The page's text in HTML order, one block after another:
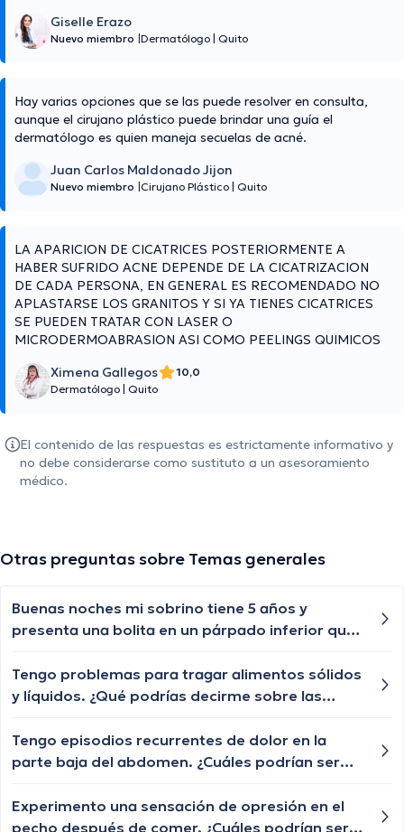
Giselle Erazo
Nuevo miembro Dermatólogo Quito
Hay varias opciones que se las puede resolver en consulta,
aunque el cirujano plástico puede brindar una guía el
dermatólogo es quien maneja secuelas de acné.
Juan Carlos Maldonado Jijon
Nuevo miembro Cirujano Plástico Quito
LA APARICION DE CICATRICES POSTERIORMENTE A
HABER SUFRIDO ACNE DEPENDE DE LA CICATRIZACION
DE CADA PERSONA, EN GENERAL ES RECOMENDADO NO
APLASTARSE LOS GRANITOS Y SI YA TIENES CICATRICES
SE PUEDEN TRATAR CON LASER O
MICRODERMOABRASION ASI COMO PEELINGS QUIMICOS
Ximena Gallegos
10,0
Dermatólogo Quito
El contenido de las respuestas es estrictamente informativo y
no debe considerarse como sustituto a un asesoramiento
médico.
Otras preguntas sobre Temas generales
Buenas noches mi sobrino tiene 5 años y
presenta una bolita en un párpado inferior que
vuelve aparecer, qué especialista nos puede
ayudar?
Tengo problemas para tragar alimentos sólidos
y líquidos. ¿Qué podrías decirme sobre las
buscar ayuda médica?
Tengo episodios recurrentes de dolor en la
parte baja del abdomen. ¿Cuáles podrían ser
cuándo debería buscar atención médica?
Experimento una sensación de opresión en el
pecho después de comer. ¿Cuáles podrían ser